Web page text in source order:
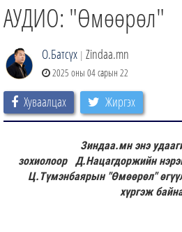
ӨГЛӨӨНИЙ СОНИН
АУДИО ЗОХИОЛ
ЗИНДАА СЭТГҮҮЛ
АУДИО: "Өмөөрөл"
О.Батсүх | Zindaa.mn
2025 оны 04 сарын 22
Хуваалцах Жиргэх
Зиндаа.мн энэ
зохиолоор Д.Нацагдоржийн
Ц.Түмэнбаярын "Өмөөрөл"
хүргэж